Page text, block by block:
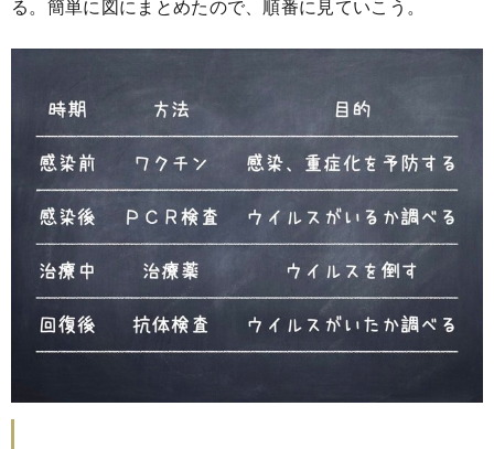
る。簡単に図にまとめたので、順番に見ていこう。